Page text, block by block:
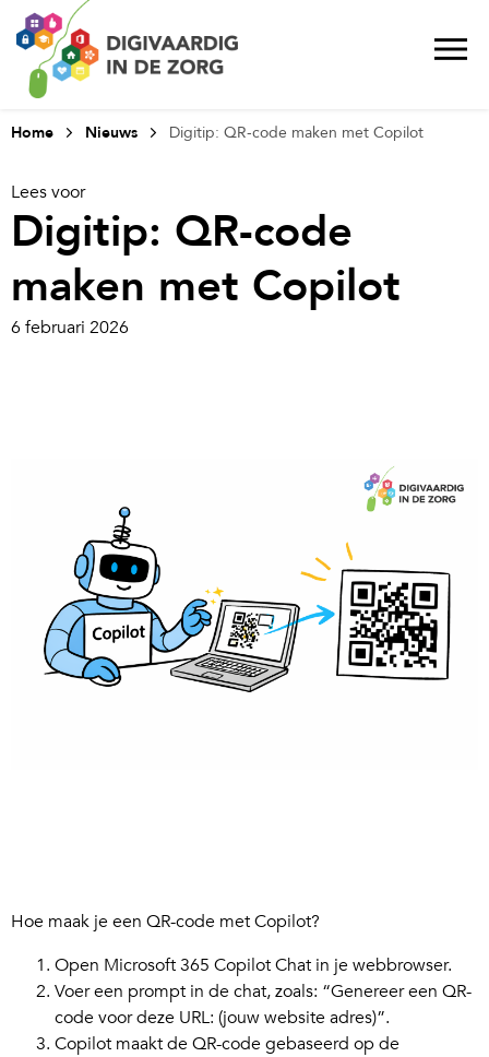
Home Nieuws Digitip: QR-code maken met Copilot
Lees voor
Digitip: QR-code
maken met Copilot
6 februari 2026
Hoe maak je een QR-code met Copilot?
Open Microsoft 365 Copilot Chat in je webbrowser.
Voer een prompt in de chat, zoals: “Genereer een QR-
code voor deze URL: (jouw website adres)”.
Copilot maakt de QR-code gebaseerd op de